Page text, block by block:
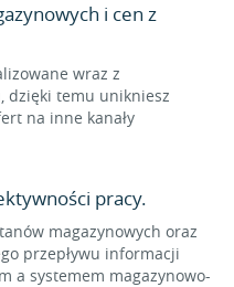
i cen z
wraz z
dzięki temu unikniesz
na inne kanały
pracy.
magazynowych oraz
przepływu informacji
a systemem magazynowo-